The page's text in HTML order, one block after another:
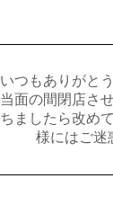
いつもありがと
当面の間閉店さ
ちましたら改め
様にはご迷